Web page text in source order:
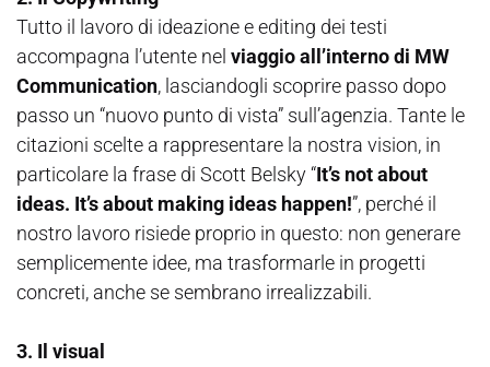
Tutto il lavoro di ideazione e editing dei testi
accompagna l’utente nel viaggio all’interno di MW
Communication, lasciandogli scoprire passo dopo
passo un “nuovo punto di vista” sull’agenzia. Tante le
citazioni scelte a rappresentare la nostra vision, in
particolare la frase di Scott Belsky “It’s not about
ideas. It’s about making ideas happen!”, perché il
nostro lavoro risiede proprio in questo: non generare
semplicemente idee, ma trasformarle in progetti
concreti, anche se sembrano irrealizzabili.
3. Il visual